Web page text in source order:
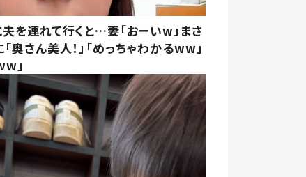
を連れて行くと…妻「おーいw」まさ
奥さん美人！」「めっちゃわかるww」
」